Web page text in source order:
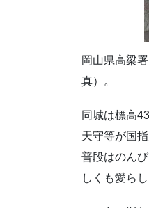
岡山県高梁
真）。
同城は標高
天守等が国
普段はのん
しくも愛ら